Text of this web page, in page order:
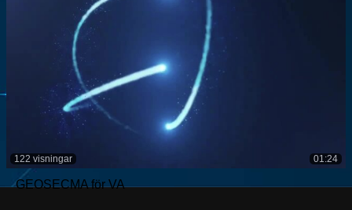
01:24
122 visningar
GEOSECMA för VA